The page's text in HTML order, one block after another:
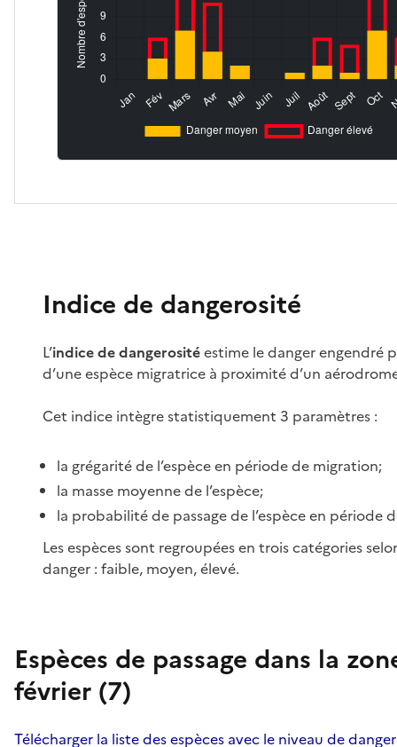
Indice de dangerosité
L’indice de dangerositéestime le danger engendré
d’une espèce migratrice à proximité d’un
Cet indice intègre statistiquement 3 paramètres :
la grégarité de l’espèce en période de migration;
la masse moyenne de l’espèce;
la probabilité de passage de l’espèce en période
Les espèces sont regroupées en trois catégories
danger : faible, moyen, élevé.
Espèces de passage dans la
février (7)
Télécharger la liste des espèces avec le niveau de